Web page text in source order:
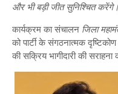
और भी बड़ी जीत सुनिश्चित
कार्यक्रम का संचालन जिला
को पार्टी के संगठनात्मक
की सक्रिय भागीदारी की सराहना